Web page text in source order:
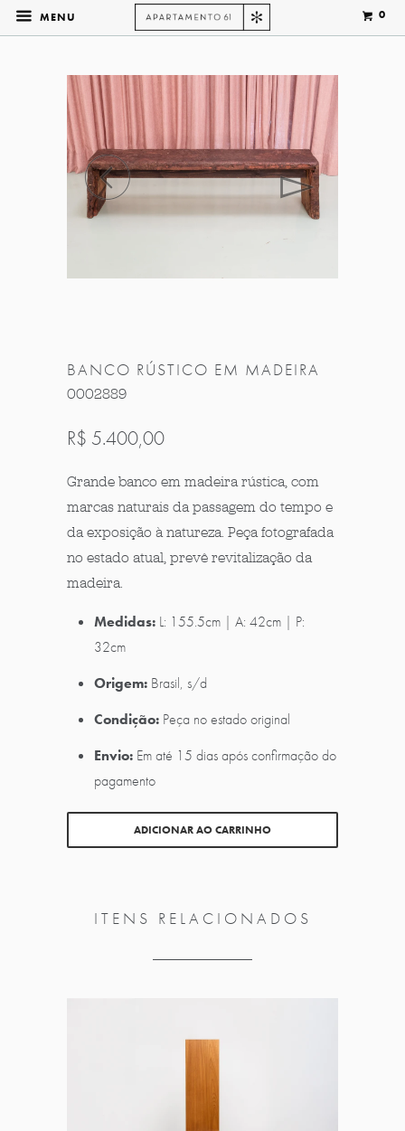
MENU 0
◅ ▻
BANCO RÚSTICO EM MADEIRA
0002889
R$ 5.400,00
Grande banco em madeira rústica, com
marcas naturais da passagem do tempo e
da exposição à natureza. Peça fotografada
no estado atual, prevê revitalização da
madeira.
Medidas: L: 155.5cm | A: 42cm | P:
32cm
Origem: Brasil, s/d
Condição: Peça no estado original
Envio: Em até 15 dias após confirmação do
pagamento
ADICIONAR AO CARRINHO
ITENS RELACIONADOS